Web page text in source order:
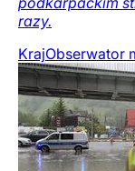
razy.
KrajObserwator